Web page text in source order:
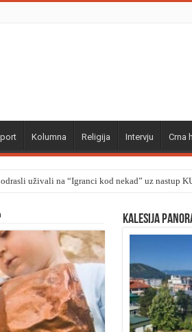
Kolumna Religija Intervju Crna
uživali na “Igranci kod nekad” uz nastup
Kalesija